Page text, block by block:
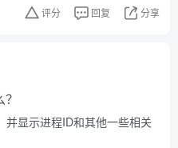
评分 回复 分享
显示进程ID和其他一些相关